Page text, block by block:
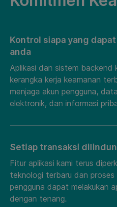
Kontrol siapa yang
anda
Aplikasi dan sistem backend
kerangka kerja keamanan
menjaga akun pengguna,
elektronik, dan informasi
Setiap transaksi
Fitur aplikasi kami terus
teknologi terbaru dan
pengguna dapat melakukan
dengan tenang.